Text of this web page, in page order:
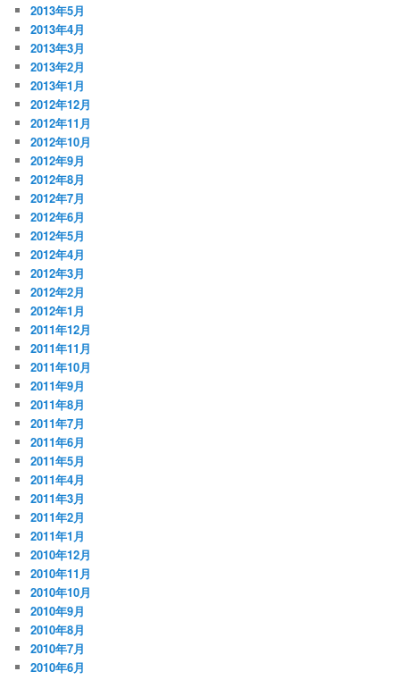
2013年5月
2013年4月
2013年3月
2013年2月
2013年1月
2012年12月
2012年11月
2012年10月
2012年9月
2012年8月
2012年7月
2012年6月
2012年5月
2012年4月
2012年3月
2012年2月
2012年1月
2011年12月
2011年11月
2011年10月
2011年9月
2011年8月
2011年7月
2011年6月
2011年5月
2011年4月
2011年3月
2011年2月
2011年1月
2010年12月
2010年11月
2010年10月
2010年9月
2010年8月
2010年7月
2010年6月